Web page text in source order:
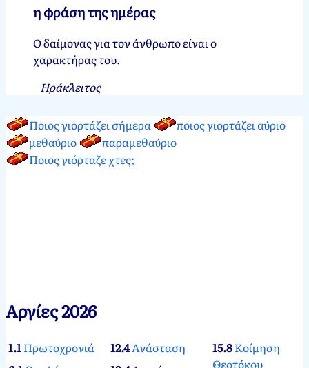
η φράση της ημέρας
Ο δαίμονας για τον άνθρωπο είναι ο
χαρακτήρας του.
Ηράκλειτος
Ποιος γιορτάζει σήμερα
ποιος γιορτάζει αύριο
μεθαύριο
παραμεθαύριο
Ποιος γιόρταζε χτες;
Αργίες 2026
1.1Πρωτοχρονιά
12.4Ανάσταση
15.8Κοίμηση
Θεοτόκου